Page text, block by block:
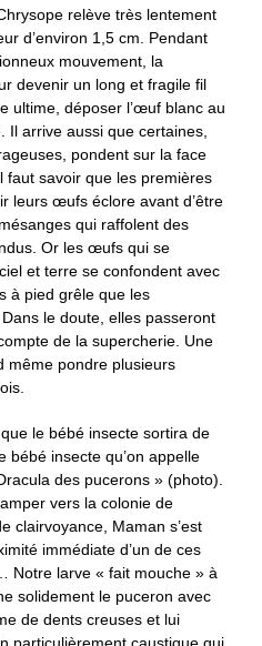
relève très lentement
d’environ 1,5 cm. Pendant
mouvement, la
devenir un long et fragile fil
ultime, déposer l’œuf blanc au
Il arrive aussi que certaines,
pondent sur la face
faut savoir que les premières
leurs œufs éclore avant d’être
qui raffolent des
Or les œufs qui se
et terre se confondent avec
à pied grêle que les
le doute, elles passeront
de la supercherie. Une
même pondre plusieurs
le bébé insecte sortira de
insecte qu’on appelle
des pucerons » (photo).
vers la colonie de
clairvoyance, Maman s’est
immédiate d’un de ces
Notre larve « fait mouche » à
solidement le puceron avec
de dents creuses et lui